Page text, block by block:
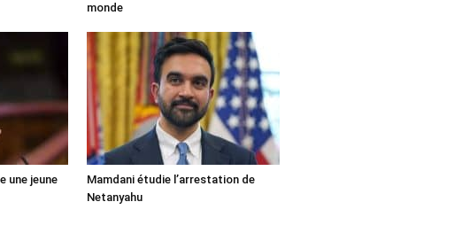
monde
une jeune
Mamdani étudie l’arrestation de
Netanyahu